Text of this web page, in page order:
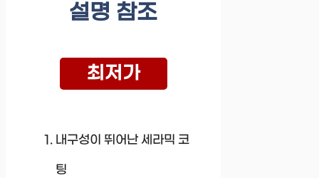
설명 참조
최저가
내구성이 뛰어난 세라믹 코
팅